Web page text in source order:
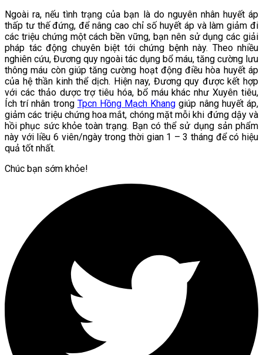
Ngoài ra, nếu tình trạng của bạn là do nguyên nhân huyết áp
thấp tư thế đứng, để nâng cao chỉ số huyết áp và làm giảm đi
các triệu chứng một cách bền vững, bạn nên sử dụng các giải
pháp tác động chuyên biệt tới chứng bệnh này. Theo nhiều
nghiên cứu, Đương quy ngoài tác dụng bổ máu, tăng cường lưu
thông máu còn giúp tăng cường hoạt động điều hòa huyết áp
của hệ thần kinh thể dịch. Hiện nay, Đương quy được kết hợp
với các thảo dược trợ tiêu hóa, bổ máu khác như Xuyên tiêu,
Ích trí nhân trong Tpcn Hồng Mạch Khang giúp nâng huyết áp,
giảm các triệu chứng hoa mắt, chóng mặt mỗi khi đứng dậy và
hồi phục sức khỏe toàn trạng. Bạn có thể sử dụng sản phẩm
này với liều 6 viên/ngày trong thời gian 1 – 3 tháng để có hiệu
quả tốt nhất.
Chúc bạn sớm khỏe!